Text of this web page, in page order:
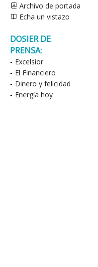
Archivo de portada
Echa un vistazo
DOSIER DE
PRENSA:
- Excelsior
- El Financiero
- Dinero y felicidad
- Energía hoy